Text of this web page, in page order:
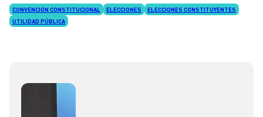
CONVENCIÓN CONSTITUCIONAL ELECCIONES
ELECCIONES CONSTITUYENTES
UTILIDAD PÚBLICA